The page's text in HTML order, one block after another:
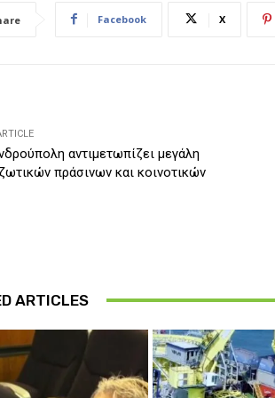
Facebook X
αντιμετωπίζει μεγάλη
πράσινων και κοινοτικών
ARTICLES